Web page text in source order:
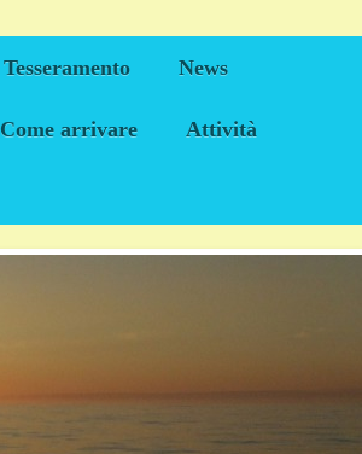
Tesseramento News
Come arrivare Attività